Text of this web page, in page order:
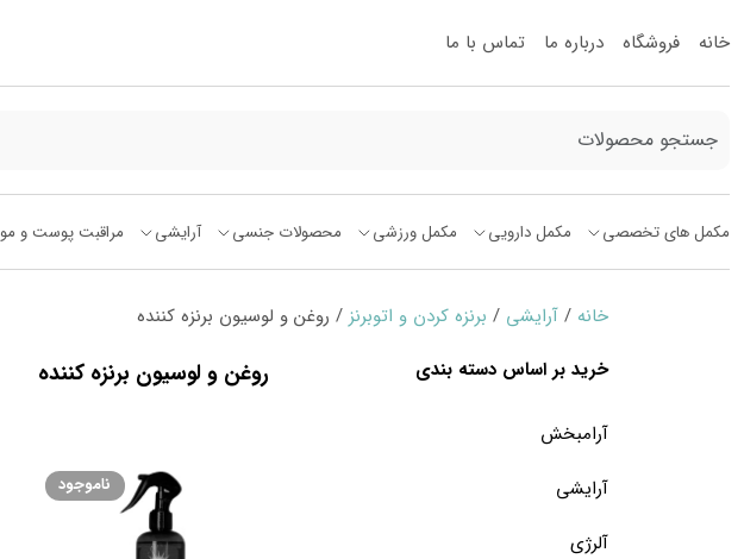
خانه فروشگاه درباره ما تماس با ما
مکمل های تخصصی مکمل دارویی مکمل ورزشی محصولات جنسی آرایشی مراقبت پوست و مو
خانه / آرایشی / برنزه کردن و اتوبرنز / روغن و لوسیون برنزه کننده
خرید بر اساس دسته بندی
آرامبخش
آرایشی
آلرژی
روغن و لوسیون برنزه کننده
ناموجود